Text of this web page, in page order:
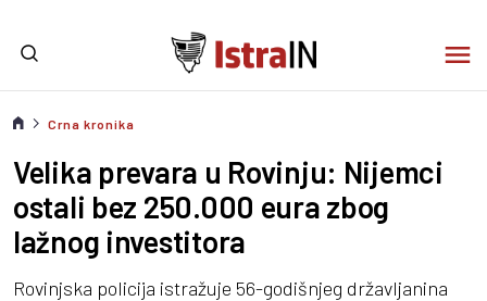
Crna kronika
Velika prevara u Rovinju: Nijemci
ostali bez 250.000 eura zbog
lažnog investitora
Rovinjska policija istražuje 56-godišnjeg državljanina